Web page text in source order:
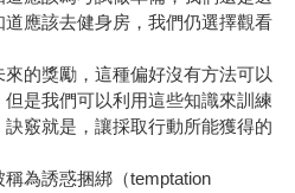
應該去健身房，我們仍選擇觀看
的獎勵，這種偏好沒有方法可以
是我們可以利用這些知識來訓練
竅就是，讓採取行動所能獲得的
為誘惑捆綁（temptation